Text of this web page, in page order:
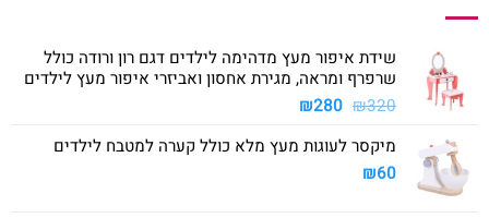
שידת איפור מעץ מדהימה לילדים דגם רון ורודה כולל
שרפרף ומראה, מגירת אחסון ואביזרי איפור מעץ לילדים
₪320
המחיר
היה:
₪280 המחיר
הוא:
מיקסר לעוגות מעץ מלא כולל קערה למטבח לילדים
₪60